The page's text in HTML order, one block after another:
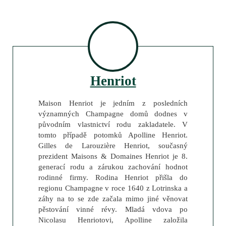
Henriot
Maison Henriot je jedním z posledních
významných Champagne domů dodnes v
původním vlastnictví rodu zakladatele. V
tomto případě potomků Apolline Henriot.
Gilles de Larouzière Henriot, současný
prezident Maisons & Domaines Henriot je 8.
generací rodu a zárukou zachování hodnot
rodinné firmy. Rodina Henriot přišla do
regionu Champagne v roce 1640 z Lotrinska a
záhy na to se zde začala mimo jiné věnovat
pěstování vinné révy. Mladá vdova po
Nicolasu Henriotovi, Apolline založila